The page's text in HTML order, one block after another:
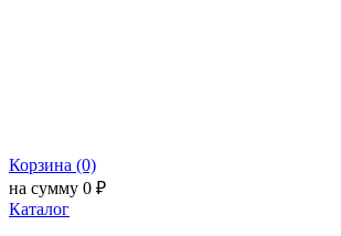
Корзина (0)
на сумму 0 ₽
Каталог